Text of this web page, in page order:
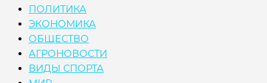
ПОЛИТИКА
ЭКОНОМИКА
ОБЩЕСТВО
АГРОНОВОСТИ
ВИДЫ СПОРТА